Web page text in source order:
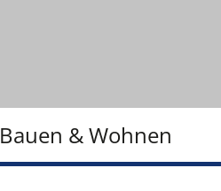
Bauen & Wohnen